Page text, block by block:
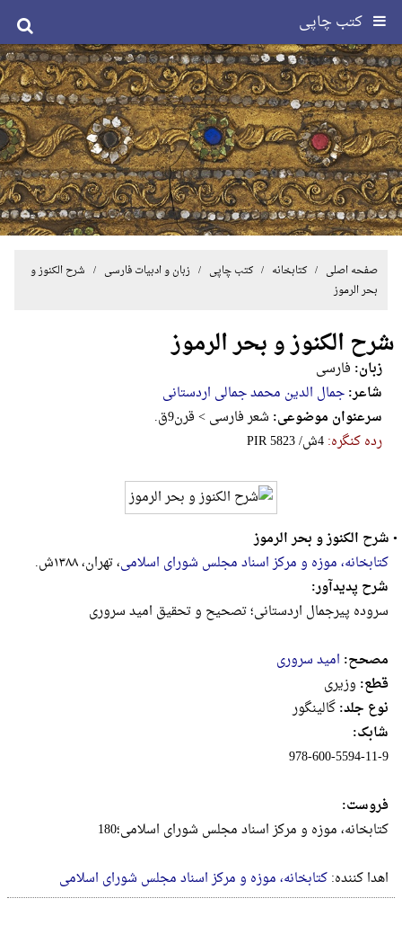
کتب چاپی
صفحه اصلی / کتابخانه /کتب چاپی /زبان و ادبیات فارسی / شرح الکنوز و
بحر الرموز
شرح الکنوز و بحر الرموز
زبان: فارسی
شاعر:جمال الدین محمد جمالی اردستانی
سرعنوان موضوعی: شعر فارسی > قرن9ق.
رده کنگره:‎P‎I‎R‎ ‎5‎8‎2‎3‎ ‎/‎ش‎4
•شرح الکنوز و بحر الرموز
کتابخانه، موزه و مرکز اسناد مجلس شورای اسلامی، تهران، ۱۳۸۸ش.
شرح پدیدآور:
سروده پیرجمال اردستانی؛ تصحیح و تحقیق امید سروری
مصحح: امید سروری
قطع: وزيرى
نوع جلد:گالینگور
شابک:
978-600-5594-11-9
فروست:
کتابخانه، موزه و مرکز اسناد مجلس شورای اسلامی؛180
اهدا کننده:کتابخانه، موزه و مرکز اسناد مجلس شورای اسلامی